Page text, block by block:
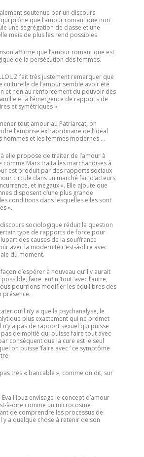
soutenue par un discours
prône que l’amour romantique non
une ségrégation de classe et une
mais de plus les rend possibles.
affirme que l’amour romantique est
de la persécution des femmes.
fait très justement remarquer que
culturelle de l’amour semble avoir été
et non au renforcement du pouvoir des
et à l’émergence de rapports de
et symétriques ».
tout amour au Patriarcat, on
l’emprise extraordinaire de l’idéal
hommes et les femmes modernes …
à elle propose de traiter de l’amour à
comme Marx traita les marchandises à
est produit par des rapports sociaux
circule dans un marché fait d’acteurs
et inégaux ». Elle ajoute que
disposent d’une plus grande
conditions dans lesquelles elles sont
».
sociologique réduit la question
type de rapports de force pour
des causes de la souffrance
avec la modernité c’est-à-dire avec
du moment.
d’espérer à nouveau qu’il y aurait
faire enfin ‘tout ‘avec l’autre,
pourrions modifier les équilibres des
présence.
qu’il n’y a que la psychanalyse, le
plus exactement qui ne promet
n’y a pas de rapport sexuel qui puisse
pas de moitié qui puisse faire tout avec
conséquent que la cure est le seul
on puisse ‘faire avec ‘ ce symptôme
pas très « bancable », comme on dit, sur
Illouz envisage le concept d’amour
à-dire comme un microcosme
de comprendre les processus de
y a quelque chose à retenir de son